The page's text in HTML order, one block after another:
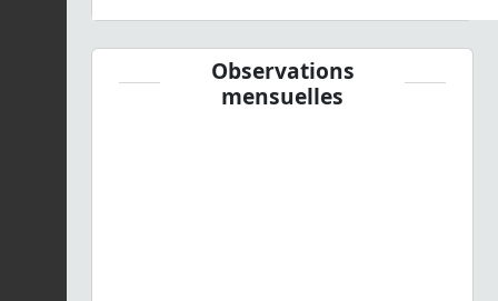
Observations
mensuelles